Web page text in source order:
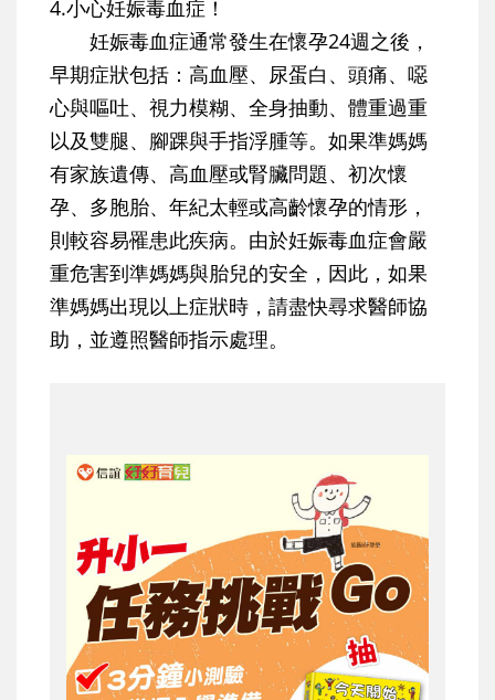
4.小心妊娠毒血症！
妊娠毒血症通常發生在懷孕24週之後，
早期症狀包括：高血壓、尿蛋白、頭痛、噁
心與嘔吐、視力模糊、全身抽動、體重過重
以及雙腿、腳踝與手指浮腫等。如果準媽媽
有家族遺傳、高血壓或腎臟問題、初次懷
孕、多胞胎、年紀太輕或高齡懷孕的情形，
則較容易罹患此疾病。由於妊娠毒血症會嚴
重危害到準媽媽與胎兒的安全，因此，如果
準媽媽出現以上症狀時，請盡快尋求醫師協
助，並遵照醫師指示處理。